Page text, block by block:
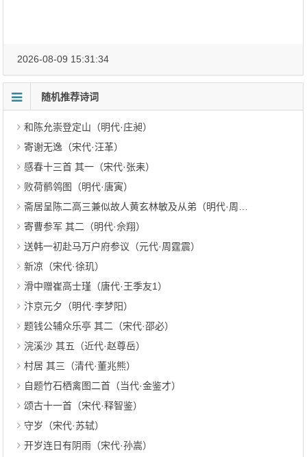
2026-08-09 15:31:34
随机推荐诗词
和陈允崇登定山（明代·庄昶）
寄谢无逸（宋代·汪革）
感春十三首 其一（宋代·张耒）
败荷鹡鸰图（明代·唐寅）
斋居呈陈二高三兼似故人黄玄林敏及从弟（明代·周玄）
寄曹参军 其二（明代·佘翔）
送韩一初赴马万户府参议（元代·周霆震）
新凉（宋代·徐玑）
滑中赠崔高士瑾（唐代·王季友1）
汴京元夕（明代·李梦阳）
题钱公辅众乐亭 其二（宋代·邵必）
浣溪沙 其五（近代·赵尊岳）
村居 其三（清代·董兆熊）
自题竹石栖禽图二首（当代·金鉴才）
颂古十一首（宋代·释智鉴）
守岁（宋代·苏轼）
开岁连日有阴雨（宋代·孙嵩）